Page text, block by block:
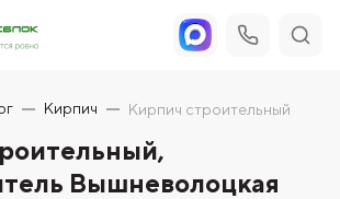
Кирпич Кирпич строительный
Вышневолоцкая